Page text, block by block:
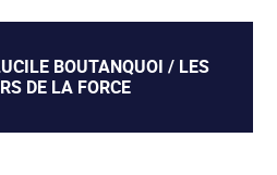
BOUTANQUOI / LES
DE LA FORCE